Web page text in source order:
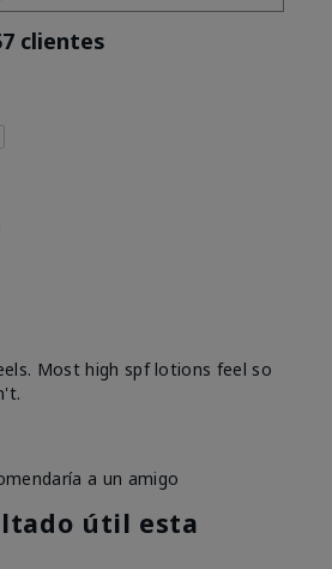
clientes
Most high spf lotions feel so
a un amigo
útil esta